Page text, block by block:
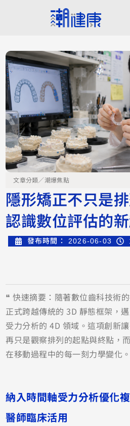
文章分類／潮爆焦點
隱形矯正不只是
認識數位評估的
發布時間： 2026-06-03
❝ 快速摘要：隨著數位齒科技術
正式跨越傳統的 3D 靜態框架，
受力分析的 4D 領域。這項創新
再只是觀察排列的起點與終點，
在移動過程中的每一刻力學變化。
納入時間軸受力分析優化
醫師臨床活用